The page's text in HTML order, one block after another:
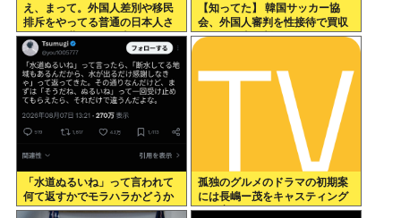
え、まって。外国人差別や移民
排斥をやってる普通の日本人さ
んって、世界から日本がヘイト
スピーチ国家だと思われていい
の
【知ってた】 韓国サッカー協
会、外国人審判を性接待で買収
していた事が判明
「水道ぬるいね」って言われて
何て返すかでモラハラかどうか
わかるらしいwww
孤独のグルメのドラマの初期案
には長嶋ー茂をキャスティング
する案もあった←これ